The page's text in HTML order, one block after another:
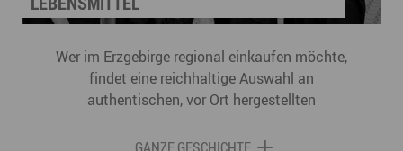
Wer im Erzgebirge regional einkaufen möchte,
findet eine reichhaltige Auswahl an
authentischen, vor Ort hergestellten
Anbietern mit ihrem spezialisierten Angebot sind